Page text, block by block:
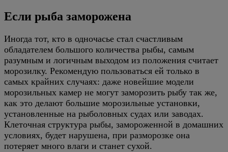
Если рыба заморожена
Иногда тот, кто в одночасье стал счастливым
обладателем большого количества рыбы, самым
разумным и логичным выходом из положения считает
морозилку. Рекомендую пользоваться ей только в
самых крайних случаях: даже новейшие модели
морозильных камер не могут заморозить рыбу так же,
как это делают большие морозильные установки,
установленные на рыболовных судах или заводах.
Клеточная структура рыбы, замороженной в домашних
условиях, будет нарушена, при разморозке она
потеряет много влаги и станет сухой.